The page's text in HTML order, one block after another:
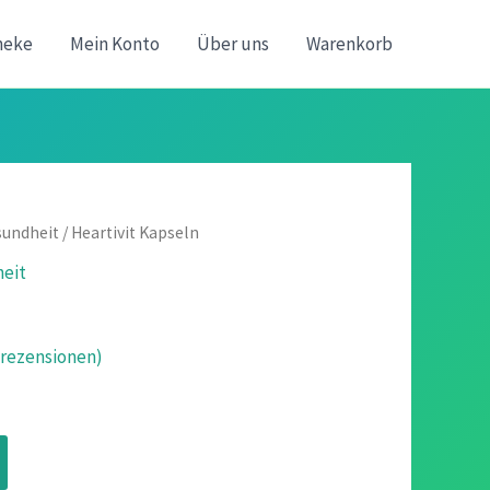
Mein Konto Über uns Warenkorb
/ Heartivit Kapseln